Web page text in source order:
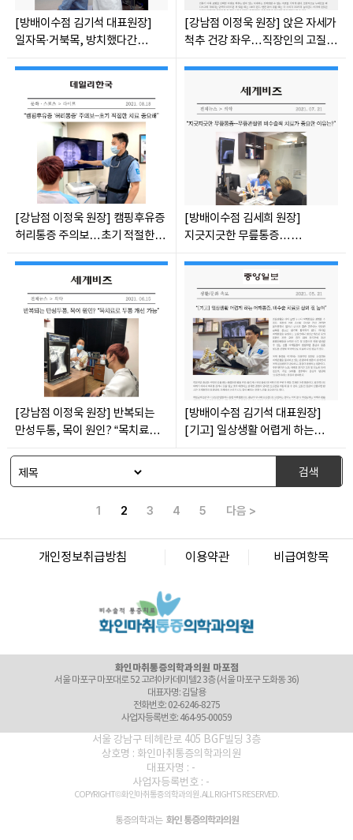
[방배이수점 김기석 대표원장]
일자목∙거북목, 방치했다간
[강남점 이정욱 원장] 앉은 자세가
척추 건강 좌우…직장인의 고질병
[강남점 이정욱 원장] 캠핑후유증
허리통증 주의보…초기 적절한
[방배이수점 김세희 원장]
지긋지긋한 무릎통증…
중요한 이유는?
[강남점 이정욱 원장] 반복되는
만성두통, 목이 원인? “목치료로
[방배이수점 김기석 대표원장]
[기고] 일상생활 어렵게 하는
검색
1 2 3 4 5 다음 >
개인정보취급방침 이용약관 비급여항목
화인마취통증의학과의원 창원점
경남 창원시 성산구 상남로 122 상남메디칼 9층 (경남 창원시 성산구 상남동 7-4)
대표자명: 윤경섭
전화번호: 055-603-8288
서울 강남구 테헤란로 405 BGF 사옥 빌딩 3층 (서울 강남구 삼성동 141-32)
전화번호: 02-6673-2215
사업자등록번호: 120-91-54230
대표자명: 권정은
서울특별시 광진구 천호대로 556, 동성빌딩 4층 (서울 광진구 능동 276-2)
대표자명: 김세훈
화인마취통증의학과의원 마포점
서울 마포구 마포대로 52 고려아카데미텔2 3층 (서울 마포구 도화동 36)
대표자명: 김달용
전화번호: 02-6246-8275
사업자등록번호: 464-95-00059
화인마취통증의학과의원 미아점
서울 강북구 도봉로 40 대경빌딩 7층 (서울 강북구 미아동 35-20)
대표자명: 정승민
전화번호: 02-971-8275
사업자등록번호: 276-99-00260
서울 서초구 동작대로 132 농협건물 7층 (서울 서초구 방배동 1751)
대표자명: 김기석
서울 강남구 테헤란로 405 BGF빌딩 3층
상호명 : 화인마취통증의학과의원
대표자명 : -
사업자등록번호 : -
COPYRIGHT© 화인마취통증의학과의원. ALL RIGHTS RESERVED.
통증의학과는 화인 통증의학과의원